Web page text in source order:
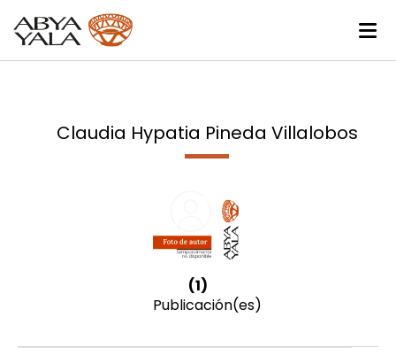
Claudia Hypatia Pineda Villalobos
(1)
Publicación(es)